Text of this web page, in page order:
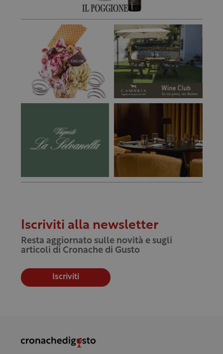
Iscriviti alla newsletter
Resta aggiornato sulle novità e sugli
articoli di Cronache di Gusto
Iscriviti